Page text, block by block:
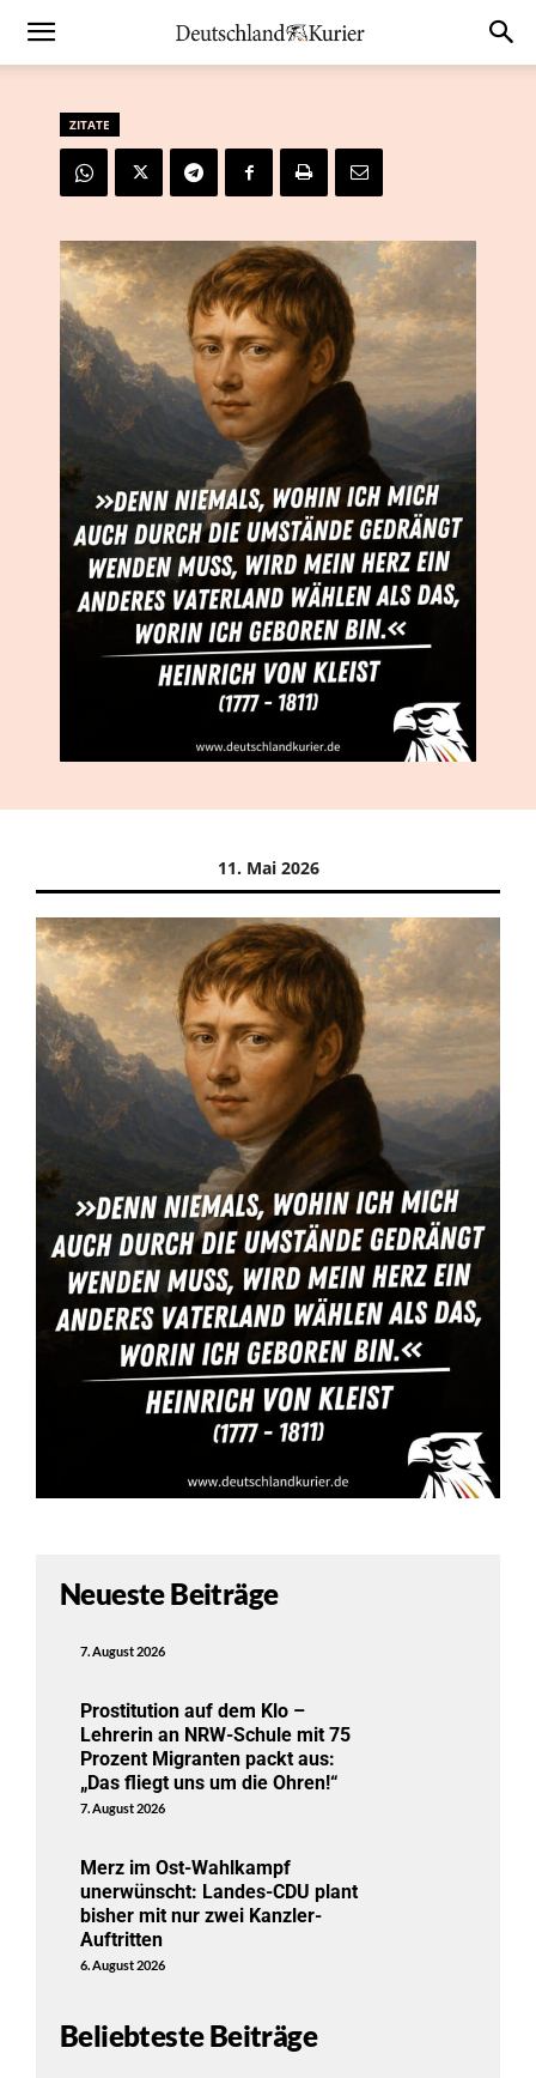
ZITATE
11. Mai 2026
Neueste Beiträge
7. August 2026
Prostitution auf dem Klo –
Lehrerin an NRW-Schule mit 75
Prozent Migranten packt aus:
„Das fliegt uns um die Ohren!“
7. August 2026
Merz im Ost-Wahlkampf
unerwünscht: Landes-CDU plant
bisher mit nur zwei Kanzler-
Auftritten
6. August 2026
Beliebteste Beiträge